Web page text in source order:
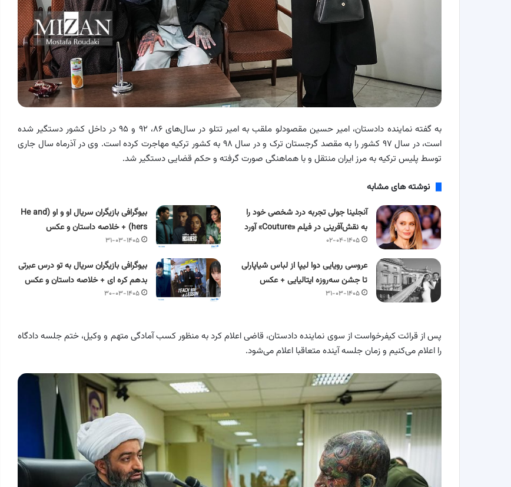
به گفته نماینده دادستان، امیر حسین مقصودلو ملقب به امیر تتلو در سال‌های ۸۶، ۹۲ و ۹۵ در داخل کشور دستگیر شده
است، در سال ۹۷ کشور را به مقصد گرجستان ترک و در سال ۹۸ به کشور ترکیه مهاجرت کرده است. وی در آذرماه سال جاری
توسط پلیس ترکیه به مرز ایران منتقل و با هماهنگی صورت گرفته و حکم قضایی دستگیر شد.
نوشته های مشابه
آنجلینا جولی تجربه درد شخصی خود را
به نقش‌آفرینی در فیلم «Couture» آورد
۰۲-۰۴-۱۴۰۵
بیوگرافی بازیگران سریال او و او (He and
hers) + خلاصه داستان و عکس
۳۱-۰۳-۱۴۰۵
عروسی رویایی دوا لیپا از لباس شیاپارلی
تا جشن سه‌روزه ایتالیایی + عکس
۳۱-۰۳-۱۴۰۵
بیوگرافی بازیگران سریال به تو درس عبرتی
بدهم کره ای + خلاصه داستان و عکس
۳۰-۰۳-۱۴۰۵
پس از قرائت کیفرخواست از سوی نماینده دادستان، قاضی اعلام کرد به منظور کسب آمادگی متهم و وکیل، ختم جلسه دادگاه
را اعلام می‌کنیم و زمان جلسه آینده متعاقبا اعلام می‌شود.